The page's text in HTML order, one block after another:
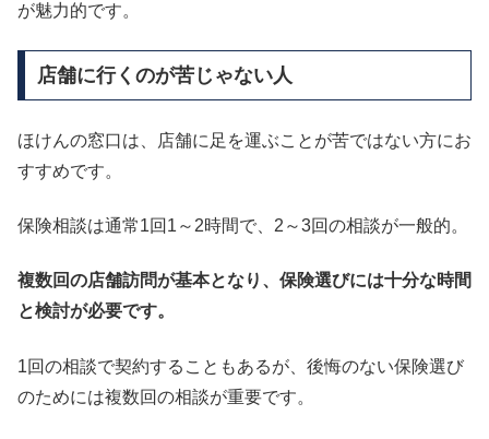
が魅力的です。
店舗に行くのが苦じゃない人
ほけんの窓口は、店舗に足を運ぶことが苦ではない方にお
すすめです。
保険相談は通常1回1～2時間で、2～3回の相談が一般的。
複数回の店舗訪問が基本となり、保険選びには十分な時間
と検討が必要です。
1回の相談で契約することもあるが、後悔のない保険選び
のためには複数回の相談が重要です。